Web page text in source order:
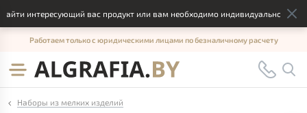
интересующий вас продукт или вам необходимо индивидуальное
Работаем только с юридическими лицами по безналичному расчету
Наборы из мелких изделий